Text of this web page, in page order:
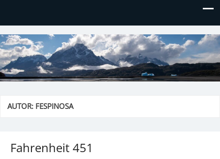
El blog de Don Hielos
AUTOR: FESPINOSA
Fahrenheit 451